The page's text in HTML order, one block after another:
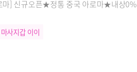
마] 신규오픈★정통 중국 아로마★내상
마사지갑 이이